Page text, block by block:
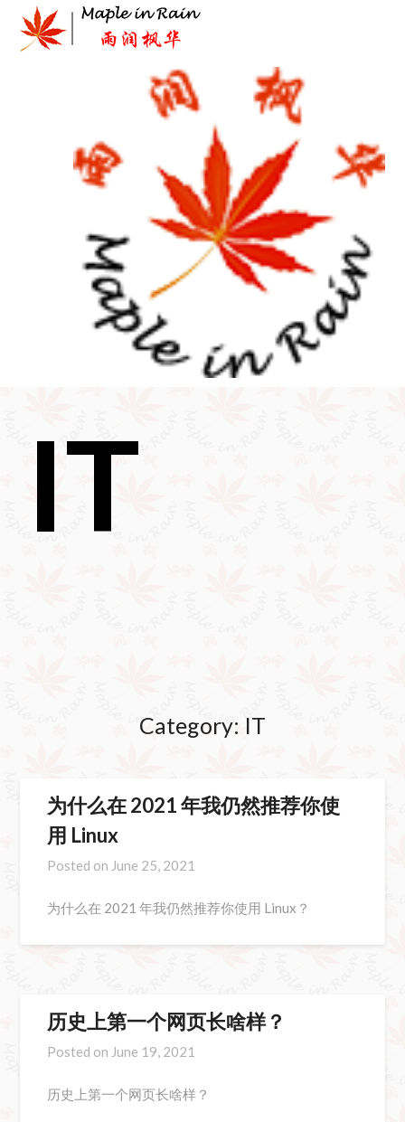
content
首页>
IT
Category: IT
为什么在 2021 年我仍然推荐你使
用 Linux
Posted on June 25, 2021
为什么在 2021 年我仍然推荐你使用 Linux？
历史上第一个网页长啥样？
Posted on June 19, 2021
历史上第一个网页长啥样？